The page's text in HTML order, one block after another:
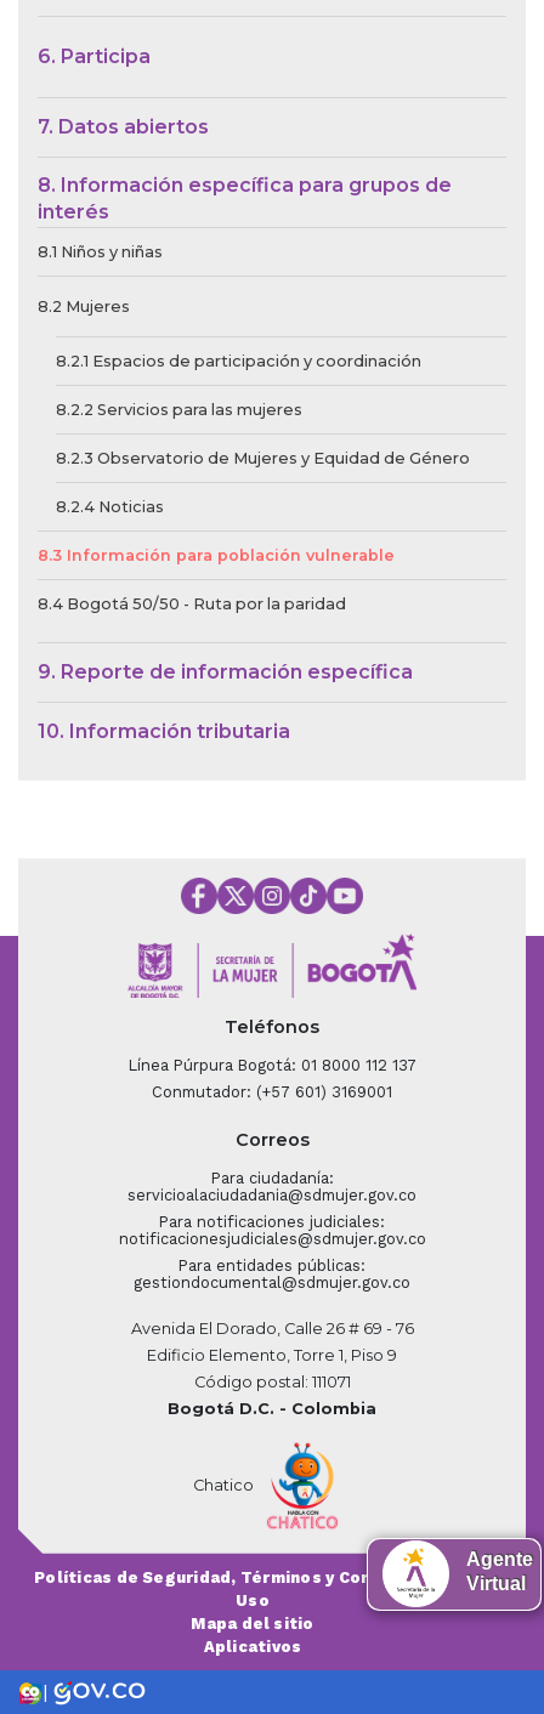
6. Participa
7. Datos abiertos
8. Información específica para grupos de
interés
8.1 Niños y niñas
8.2 Mujeres
8.2.1 Espacios de participación y coordinación
8.2.2 Servicios para las mujeres
8.2.3 Observatorio de Mujeres y Equidad de Género
8.2.4 Noticias
8.3 Información para población vulnerable
8.4 Bogotá 50/50 - Ruta por la paridad
9. Reporte de información específica
10. Información tributaria
Teléfonos
Línea Púrpura Bogotá: 01 8000 112 137
Conmutador: (+57 601) 3169001
Correos
Para ciudadanía:
servicioalaciudadania@sdmujer.gov.co
Para notificaciones judiciales:
notificacionesjudiciales@sdmujer.gov.co
Para entidades públicas:
gestiondocumental@sdmujer.gov.co
Avenida El Dorado, Calle 26 # 69 - 76
Edificio Elemento, Torre 1, Piso 9
Código postal: 111071
Bogotá D.C. - Colombia
Chatico
Políticas de Seguridad, Términos y Condiciones de
Uso
Mapa del sitio
Aplicativos
|
Agente
Virtual